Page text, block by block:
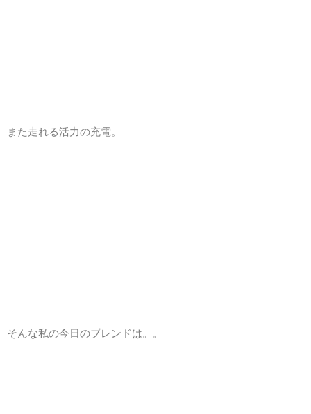
また走れる活力の充電。
そんな私の今日のブレンドは。。